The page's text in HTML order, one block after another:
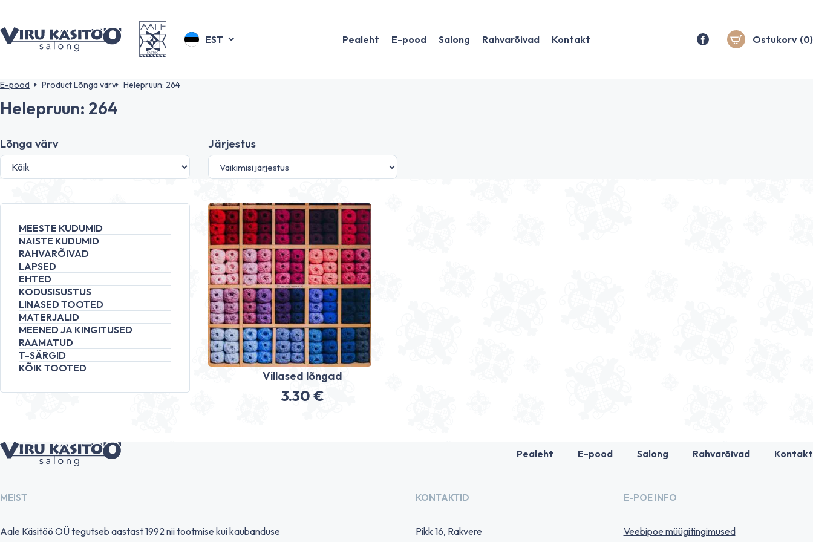
EST Pealeht E-pood Salong Rahvarõivad Kontakt Ostukorv (0)
E-pood Product Lõnga värv Helepruun: 264
Helepruun: 264
Lõnga värv Järjestus
MEESTE KUDUMID
NAISTE KUDUMID
RAHVARÕIVAD
LAPSED
EHTED
KODUSISUSTUS
LINASED TOOTED
MATERJALID
MEENED JA KINGITUSED
RAAMATUD
T-SÄRGID
KÕIK TOOTED
Villased lõngad
3.30 €
Pealeht E-pood Salong Rahvarõivad Kontakt
MEIST
Aale Käsitöö OÜ tegutseb aastast 1992 nii tootmise kui kaubanduse
KONTAKTID
Pikk 16, Rakvere
E-POE INFO
Veebipoe müügitingimused